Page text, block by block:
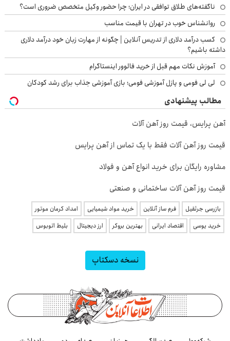
ناگفته‌های طلاق توافقی در ایران؛ چرا حضور وکیل متخصص ضروری است؟
روانشناس خوب در تهران با قیمت مناسب
کسب درآمد دلاری از تدریس آنلاین | چگونه از مهارت زبان خود درآمد دلاری
داشته باشیم؟
آموزش نکات مهم قبل از خرید فالوور اینستاگرام
لی لی فومی و پازل آموزشی فومی؛ بازی آموزشی جذاب برای رشد کودکان
مطالب پیشنهادی
آهن پرایس، قیمت روز آهن آلات
قیمت روز آهن آلات فقط با یک تماس از آهن پرایس
مشاوره رایگان برای خرید انواع آهن و فولاد
قیمت روز آهن آلات ساختمانی و صنعتی
بازرسی جرثقیل فرم ساز آنلاین خرید مواد شیمیایی
امداد کرمان موتور
خرید یوسی
اقتصاد ایرانی بهترین بروکر ارز دیجیتال بلیط اتوبوس
نسخه دسکتاپ